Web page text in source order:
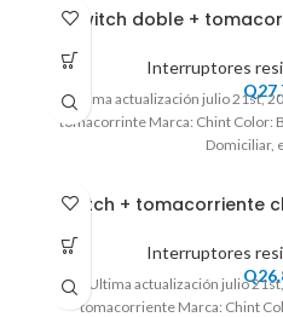
Switch doble +
Interruptores
Q
Ultima actualización julio 21st,
tomacorrinte Marca: Chint Color:
Domiciliar,
Switch + tomacorriente
Interruptores
Q
Ultima actualización julio
tomacorriente Marca: Chint